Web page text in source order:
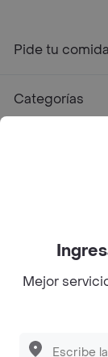
Pide tu
Categorías
©
Mejor